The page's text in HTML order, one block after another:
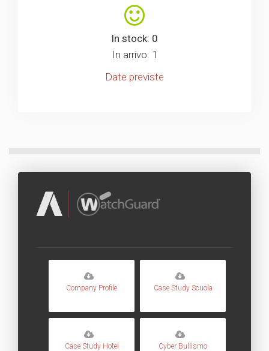
In stock: 0
In arrivo: 1
Date previste
Company Profile Case Study Scuola
Case Study Hotel Cyber Bullismo